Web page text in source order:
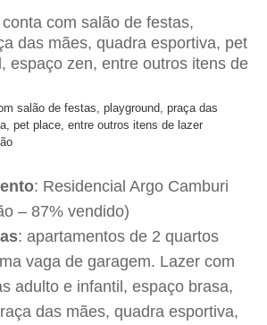
salão de festas, playground, praça das
pet place, entre outros itens de lazer
: Residencial Argo Camburi
– 87% vendido)
: apartamentos de 2 quartos
vaga de garagem. Lazer com
adulto e infantil, espaço brasa,
das mães, quadra esportiva,